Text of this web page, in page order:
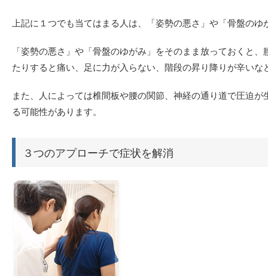
上記に１つでも当てはまる人は、「姿勢の悪さ」や「骨盤の
「姿勢の悪さ」や「骨盤のゆがみ」をそのまま放っておくと
たりすると痛い、足に力が入らない、階段の昇り降りが辛いな
また、人によっては椎間板や腰の関節、神経の通り道で圧迫
る可能性があります。
３つのアプローチで症状を解消